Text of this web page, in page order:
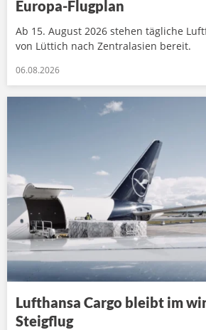
Europa-Flugplan
Ab 15. August 2026 stehen tägliche
von Lüttich nach Zentralasien bereit.
06.08.2026
Lufthansa Cargo bleibt im
Steigflug